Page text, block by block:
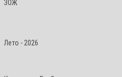
ЗОЖ
Лето - 2026